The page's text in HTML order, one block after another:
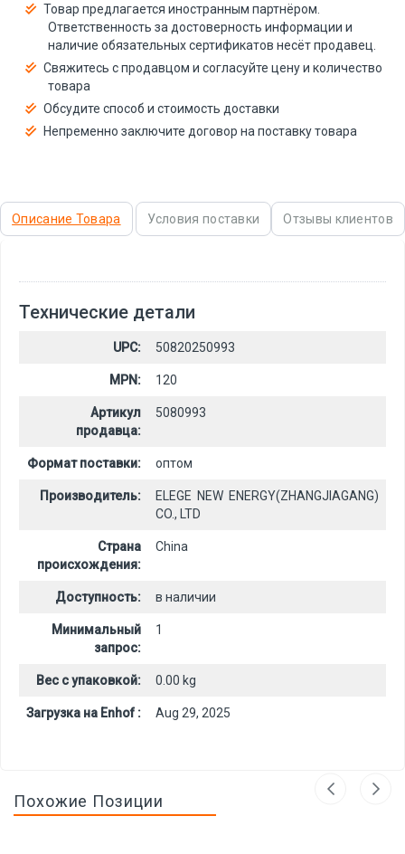
Товар предлагается иностранным партнёром.
Ответственность за достоверность информации и
наличие обязательных сертификатов несёт продавец.
Свяжитесь с продавцом и согласуйте цену и количество
товара
Обсудите способ и стоимость доставки
Непременно заключите договор на поставку товара
Описание Товара Условия поставки Отзывы клиентов
Технические детали
UPC: 50820250993
MPN: 120
Артикул
продавца:
5080993
Формат поставки: оптом
Производитель:
ELEGE NEW ENERGY(ZHANGJIAGANG)
CO., LTD
Страна
происхождения:
China
Доступность: в наличии
Минимальный
запрос:
1
Вес с упаковкой: 0.00 kg
Загрузка на Enhof : Aug 29, 2025
Похожие Позиции